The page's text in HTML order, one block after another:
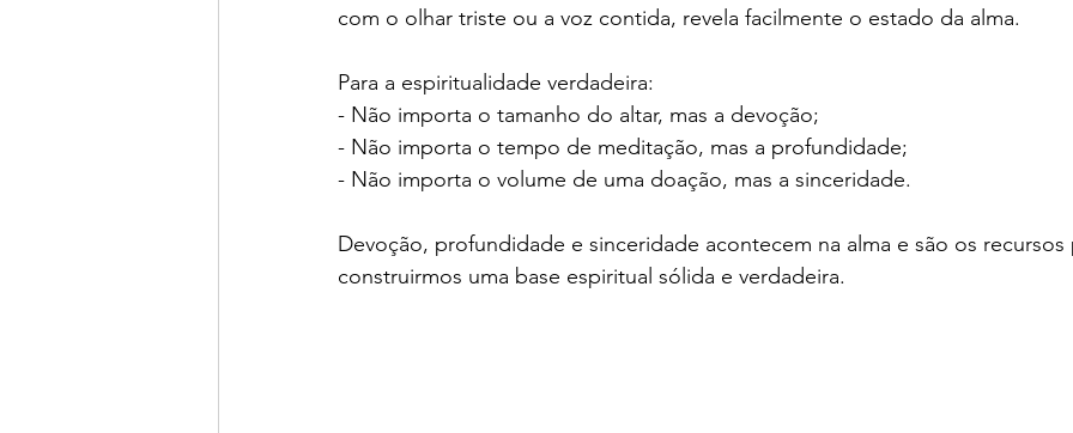
com o olhar triste ou a voz contida, revela facilmente o estado da alma.
Para a espiritualidade verdadeira:
- Não importa o tamanho do altar, mas a devoção;
- Não importa o tempo de meditação, mas a profundidade;
- Não importa o volume de uma doação, mas a sinceridade.
Devoção, profundidade e sinceridade acontecem na alma e são os
construirmos uma base espiritual sólida e verdadeira.